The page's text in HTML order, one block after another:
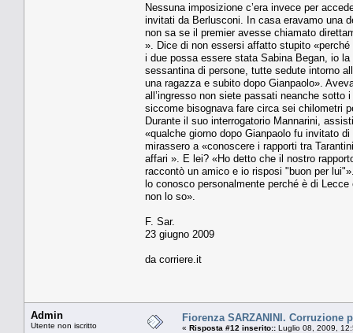
Nessuna imposizione c’era invece per
invitati da Berlusconi. In casa eravamo una
non sa se il premier avesse chiamato
». Dice di non essersi affatto stupito
i due possa essere stata Sabina Began, io
sessantina di persone, tutte sedute intorno
una ragazza e subito dopo Gianpaolo».
all’ingresso non siete passati neanche
siccome bisognava fare circa sei chilometri
Durante il suo interrogatorio Mannarini,
«qualche giorno dopo Gianpaolo fu invitato
mirassero a «conoscere i rapporti tra
affari ». E lei? «Ho detto che il nostro
raccontò un amico e io risposi "buon per
lo conosco personalmente perché è di
non lo so».
F. Sar.
23 giugno 2009
da corriere.it
Admin
Utente non iscritto
Fiorenza SARZANINI. Corruzione
« Risposta #12 inserito:: Luglio 08, 2009,